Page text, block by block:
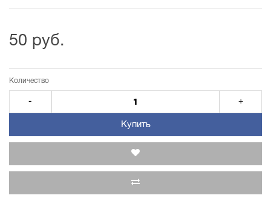
50 руб.
Количество
- +
Купить